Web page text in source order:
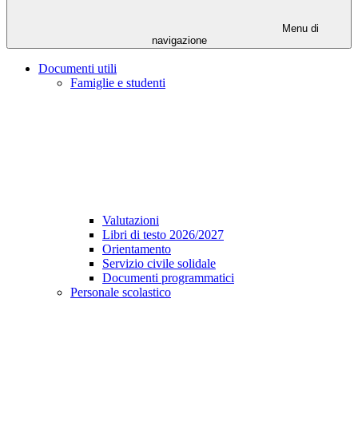
Menu di
navigazione
Documenti utili
Famiglie e studenti
Valutazioni
Libri di testo 2026/2027
Orientamento
Servizio civile solidale
Documenti programmatici
Personale scolastico